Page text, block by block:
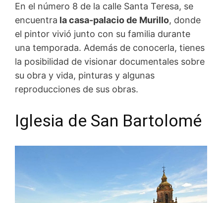
En el número 8 de la calle Santa Teresa, se
encuentra la casa-palacio de Murillo, donde
el pintor vivió junto con su familia durante
una temporada. Además de conocerla, tienes
la posibilidad de visionar documentales sobre
su obra y vida, pinturas y algunas
reproducciones de sus obras.
Iglesia de San Bartolomé